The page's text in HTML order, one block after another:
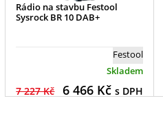
Rádio na stavbu Festool
Sysrock BR 10 DAB+
Festool
Skladem
7 227 Kč 6 466Kč s DPH